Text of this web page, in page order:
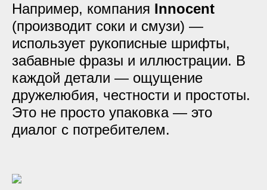
Например, компания Innocent
(производит соки и смузи) —
использует рукописные шрифты,
забавные фразы и иллюстрации. В
каждой детали — ощущение
дружелюбия, честности и простоты.
Это не просто упаковка — это
диалог с потребителем.